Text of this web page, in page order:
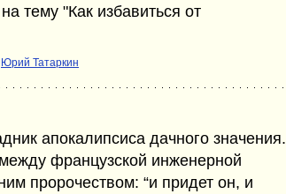
тему "Как избавиться от
Юрий Татаркин
апокалипсиса дачного значения.
французской инженерной
пророчеством: “и придет он, и